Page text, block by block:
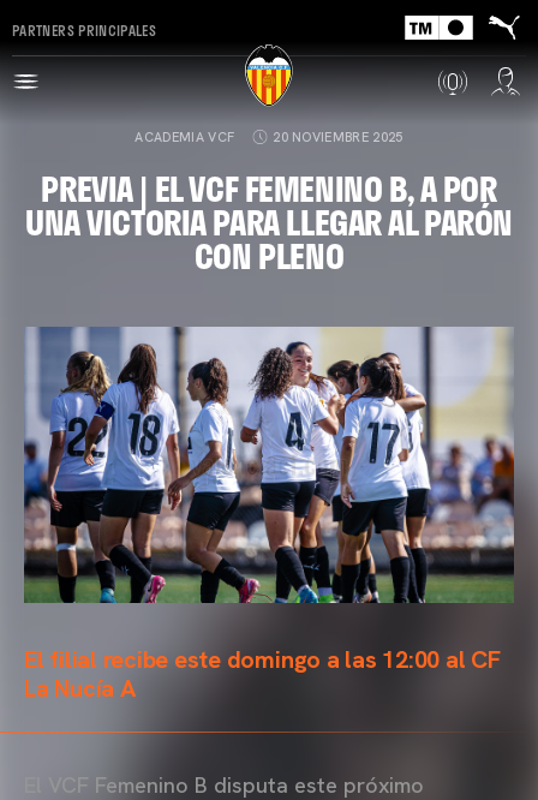
PARTNERS PRINCIPALES
ACADEMIA VCF 20 NOVIEMBRE 2025
PREVIA | EL VCF FEMENINO B, A POR
UNA VICTORIA PARA LLEGAR AL PARÓN
CON PLENO
El filial recibe este domingo a las 12:00 al CF
La Nucía A
El VCF Femenino B disputa este próximo